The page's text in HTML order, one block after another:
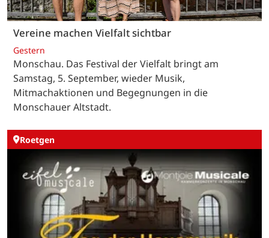
Vereine machen Vielfalt sichtbar
Gestern
Monschau. Das Festival der Vielfalt bringt am
Samstag, 5. September, wieder Musik,
Mitmachaktionen und Begegnungen in die
Monschauer Altstadt.
Roetgen